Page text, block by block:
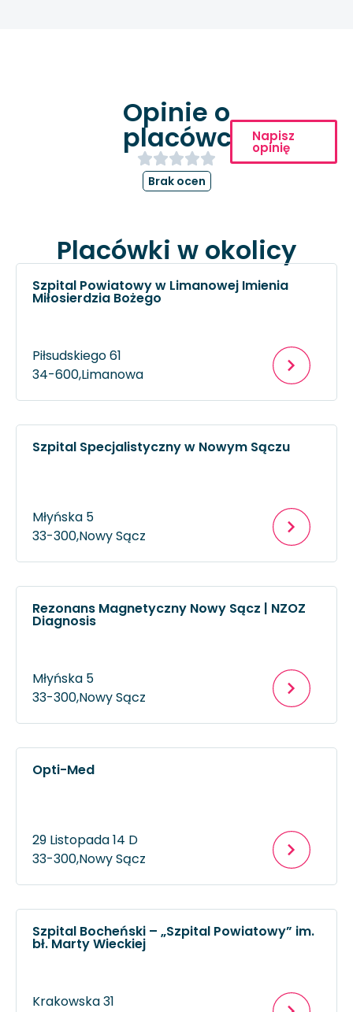
Opinie o
placówce
Brak ocen
Napisz
opinię
Placówki w okolicy
Szpital Powiatowy w Limanowej Imienia
Miłosierdzia Bożego
Piłsudskiego 61
34-600,Limanowa
Szpital Specjalistyczny w Nowym Sączu
Młyńska 5
33-300,Nowy Sącz
Rezonans Magnetyczny Nowy Sącz | NZOZ
Diagnosis
Młyńska 5
33-300,Nowy Sącz
Opti-Med
29 Listopada 14 D
33-300,Nowy Sącz
Szpital Bocheński – „Szpital Powiatowy” im.
bł. Marty Wieckiej
Krakowska 31